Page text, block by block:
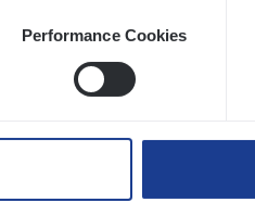
Performance Cookies